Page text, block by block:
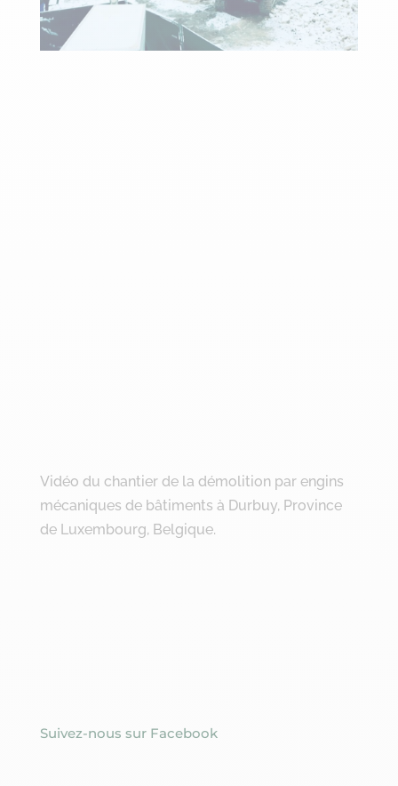
Vidéo du chantier de la démolition par engins
mécaniques de bâtiments à Durbuy, Province
de Luxembourg, Belgique.
Suivez-nous sur Facebook